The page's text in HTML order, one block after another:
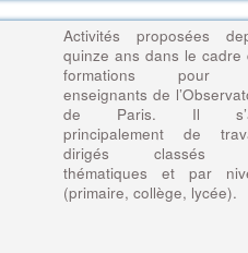
Activités proposées
quinze ans dans le cadre
formations pour
enseignants de
de Paris. Il
principalement de
dirigés classés
thématiques et par
(primaire, collège, lycée).